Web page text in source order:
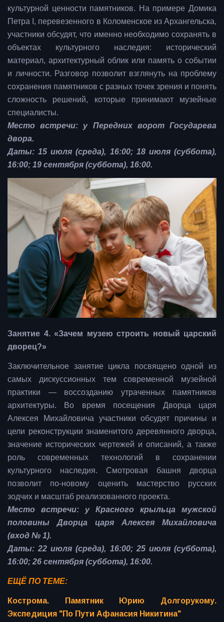
культурной ценности памятников. На примере Домика
Петра I, перевезенного в Коломенское из Архангельска,
участники обсудят, что именно необходимо сохранять в
объектах культурного наследия: исторический
материал, архитектурный облик или память о событии
и личности. Разговор позволит взглянуть на проблему
сохранения памятников с разных точек зрения и понять
сложность решений, которые принимают музейные
специалисты.
Место встречи: у Передних ворот Государева
двора.
Даты: 15 июля (среда), 16:00; 18 июля (суббота),
16:00; 19 сентября (суббота), 16:00.
Занятие 4. «Зачем музею строить новый царский
дворец?»
Заключительное занятие цикла посвящено одной из
самых дискуссионных тем современной музейной
практики — воссозданию утраченных памятников
архитектуры. Во время посещения Дворца царя
Алексея Михайловича участники обсудят причины и
цели реконструкции знаменитого деревянного дворца,
значение исторических чертежей и описаний, а также
роль современных технологий в сохранении
культурного наследия. Смотровая башня дворца
позволит по-новому оценить мастерство русских
зодчих и масштаб реализованного проекта.
Место встречи: у Красного крыльца мужской
половины Дворца царя Алексея Михайловича
(вход № 1).
Даты: 22 июля (среда), 16:00; 25 июля (суббота),
16:00; 26 сентября (суббота), 16:00.
ЕЩЁ ПО ТЕМЕ:
Кострома. Памятник Юрию Долгорукому.
Экспедиция "По Пути Афанасия Никитина"